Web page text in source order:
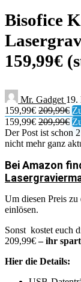
Bisofice
159,99€
Mr. Gadget 19.
159,99€ 209,99€
159,99€ 209,99€
Der Post ist schon
nicht mehr ganz
Bei Amazon
Um diesen Preis zu
einlösen.
Sonst kostet euch
209,99€– ihr spart
Hier die Details: